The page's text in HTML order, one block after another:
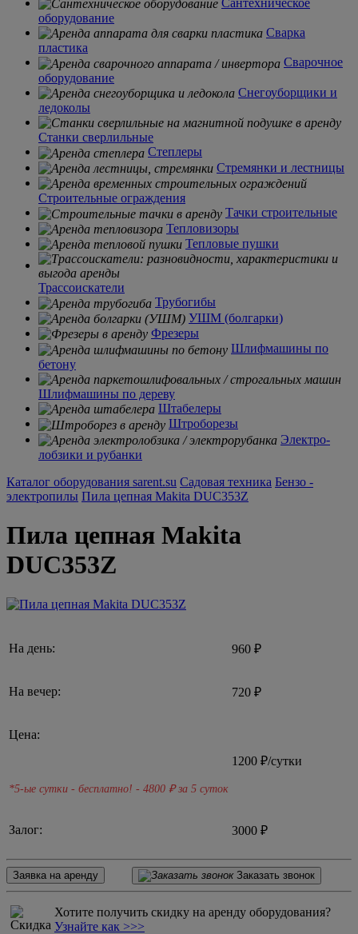
оборудование
Сварка
пластика
Сварочное
оборудование
Снегоуборщики и
ледоколы
Станки сверлильные
Степлеры
Стремянки и лестницы
Строительные ограждения
Тачки строительные
Тепловизоры
Тепловые пушки
Трассоискатели
Трубогибы
УШМ (болгарки)
Фрезеры
Шлифмашины по
бетону
Шлифмашины по дереву
Штабелеры
Штроборезы
Электро-
лобзики и рубанки
Каталог оборудования sarent.su Садовая техника Бензо -
электропилы Пила цепная Makita DUC353Z
Пила цепная Makita
DUC353Z
На день: 960 ₽
На вечер: 720 ₽
Цена:
*5-ые сутки - бесплатно! - 4800 ₽ за 5 суток
1200 ₽/сутки
Залог: 3000 ₽
Заявка на аренду Заказать звонок
Хотите получить скидку на аренду оборудования?
Узнайте как >>>